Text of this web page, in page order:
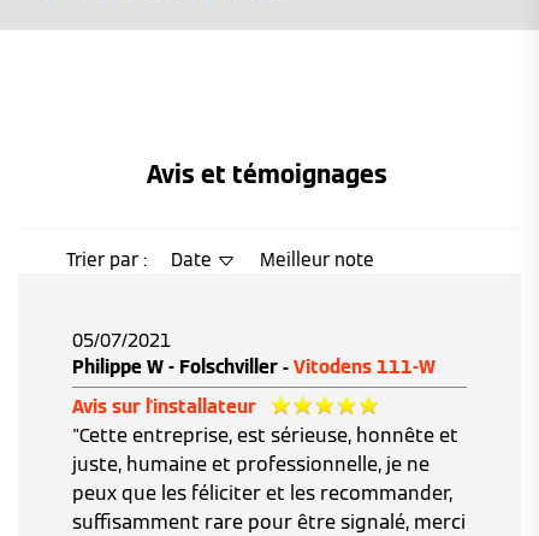
Avis et témoignages
Trier par : Date Meilleur note
05/07/2021
Philippe W - Folschviller - Vitodens 111-W
Avis sur l'installateur
"Cette entreprise, est sérieuse, honnête et
juste, humaine et professionnelle, je ne
peux que les féliciter et les recommander,
suffisamment rare pour être signalé, merci